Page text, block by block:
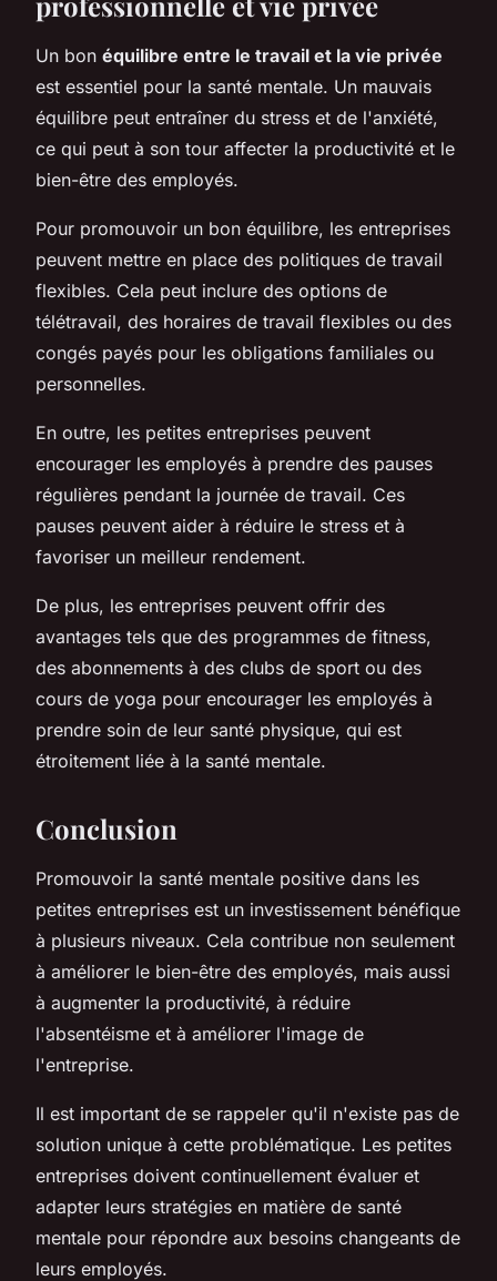
Un bon équilibre entre le travail et la vie privée
est essentiel pour la santé mentale. Un mauvais
équilibre peut entraîner du stress et de l'anxiété,
ce qui peut à son tour affecter la productivité et le
bien-être des employés.
Pour promouvoir un bon équilibre, les entreprises
peuvent mettre en place des politiques de travail
flexibles. Cela peut inclure des options de
télétravail, des horaires de travail flexibles ou des
congés payés pour les obligations familiales ou
personnelles.
En outre, les petites entreprises peuvent
encourager les employés à prendre des pauses
régulières pendant la journée de travail. Ces
pauses peuvent aider à réduire le stress et à
favoriser un meilleur rendement.
De plus, les entreprises peuvent offrir des
avantages tels que des programmes de fitness,
des abonnements à des clubs de sport ou des
cours de yoga pour encourager les employés à
prendre soin de leur santé physique, qui est
étroitement liée à la santé mentale.
Conclusion
Promouvoir la santé mentale positive dans les
petites entreprises est un investissement bénéfique
à plusieurs niveaux. Cela contribue non seulement
à améliorer le bien-être des employés, mais aussi
à augmenter la productivité, à réduire
l'absentéisme et à améliorer l'image de
l'entreprise.
Il est important de se rappeler qu'il n'existe pas de
solution unique à cette problématique. Les petites
entreprises doivent continuellement évaluer et
adapter leurs stratégies en matière de santé
mentale pour répondre aux besoins changeants de
leurs employés.